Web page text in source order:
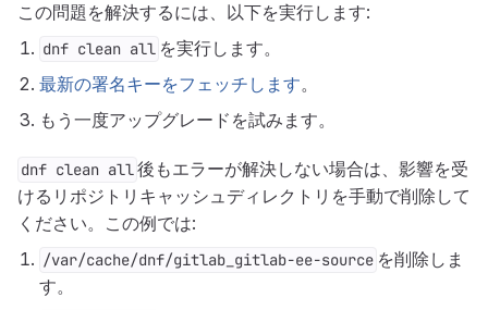
この問題を解決するには、以下を実行します:
dnf clean all を実行します。
最新の署名キーをフェッチします。
もう一度アップグレードを試みます。
dnf clean all後もエラーが解決しない場合は、影響を受
けるリポジトリキャッシュディレクトリを手動で削除して
ください。この例では:
/var/cache/dnf/gitlab_gitlab-ee-source を削除しま
す。